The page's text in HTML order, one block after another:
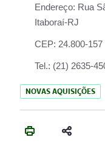
Endereço: Rua
Itaboraí-RJ
CEP: 24.800-157
Tel.: (21) 2635-
NOVAS AQUISIÇÕES